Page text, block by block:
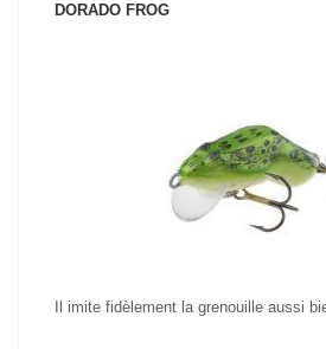
DORADO FROG
VOIR LE PRODUIT
Il imite fidèlement la grenouille aussi